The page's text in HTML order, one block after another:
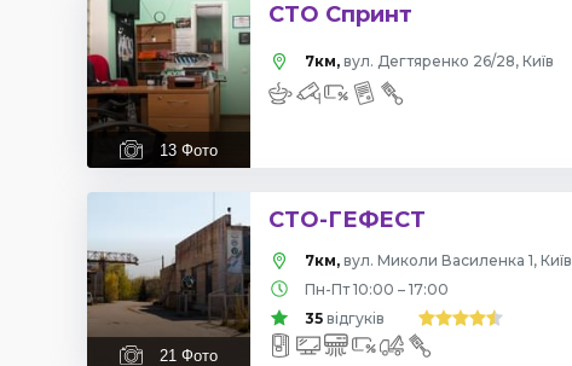
13 Фото
СТО Спринт
7км, вул. Дегтяренко 26/28, Київ
21 Фото
СТО-ГЕФЕСТ
7км, вул. Миколи Василенка 1, Київ
Пн-Пт 10:00 – 17:00
35 відгуків